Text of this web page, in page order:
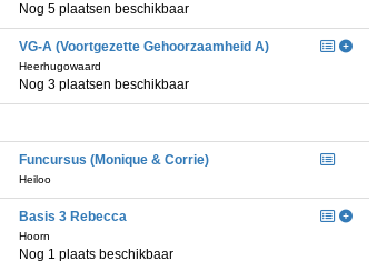
Nog 5 plaatsen beschikbaar
VG-A (Voortgezette Gehoorzaamheid A)
Heerhugowaard
Nog 3 plaatsen beschikbaar
Funcursus (Monique & Corrie)
Heiloo
Basis 3 Rebecca
Hoorn
Nog 1 plaats beschikbaar